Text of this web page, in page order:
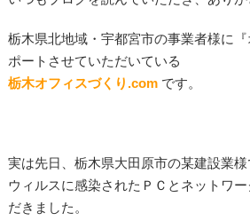
栃木県北地域・宇都宮市の事業者様に
ポートさせていただいている
栃木オフィスづくり .com です。
実は先日、栃木県大田原市の某建設業
ウィルスに感染された ＰＣ とネットワ
だきました。